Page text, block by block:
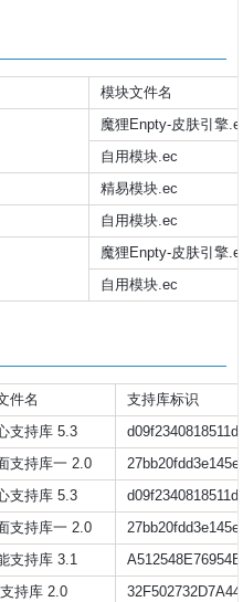
模块文件名
魔狸Enpty-皮肤引擎
自用模块.ec
精易模块.ec
自用模块.ec
魔狸Enpty-皮肤引擎
自用模块.ec
件名 支持库标识
支持库 5.3
支持库一 2.0
支持库 5.3
支持库一 2.0
支持库 3.1
持库 2.0